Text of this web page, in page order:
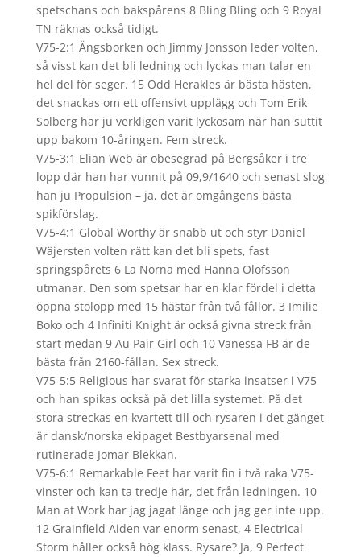
spetschans och bakspårens 8 Bling Bling och 9 Royal
TN räknas också tidigt.
V75-2:1 Ängsborken och Jimmy Jonsson leder volten,
så visst kan det bli ledning och lyckas man talar en
hel del för seger. 15 Odd Herakles är bästa hästen,
det snackas om ett offensivt upplägg och Tom Erik
Solberg har ju verkligen varit lyckosam när han suttit
upp bakom 10-åringen. Fem streck.
V75-3:1 Elian Web är obesegrad på Bergsåker i tre
lopp där han har vunnit på 09,9/1640 och senast slog
han ju Propulsion – ja, det är omgångens bästa
spikförslag.
V75-4:1 Global Worthy är snabb ut och styr Daniel
Wäjersten volten rätt kan det bli spets, fast
springspårets 6 La Norna med Hanna Olofsson
utmanar. Den som spetsar har en klar fördel i detta
öppna stolopp med 15 hästar från två fållor. 3 Imilie
Boko och 4 Infiniti Knight är också givna streck från
start medan 9 Au Pair Girl och 10 Vanessa FB är de
bästa från 2160-fållan. Sex streck.
V75-5:5 Religious har svarat för starka insatser i V75
och han spikas också på det lilla systemet. På det
stora streckas en kvartett till och rysaren i det gänget
är dansk/norska ekipaget Bestbyarsenal med
rutinerade Jomar Blekkan.
V75-6:1 Remarkable Feet har varit fin i två raka V75-
vinster och kan ta tredje här, det från ledningen. 10
Man at Work har jag jagat länge och jag ger inte upp.
12 Grainfield Aiden var enorm senast, 4 Electrical
Storm håller också hög klass. Rysare? Ja, 9 Perfect